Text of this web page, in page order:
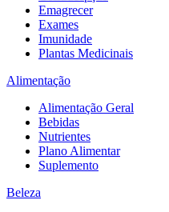
Emagrecer
Exames
Imunidade
Plantas Medicinais
Alimentação
Alimentação Geral
Bebidas
Nutrientes
Plano Alimentar
Suplemento
Beleza